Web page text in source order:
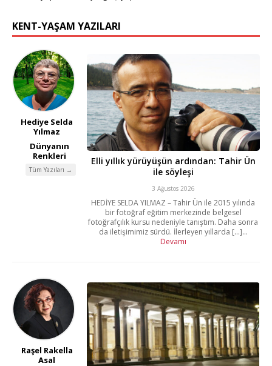
KENT-YAŞAM YAZILARI
Hediye Selda
Yılmaz
Dünyanın
Renkleri
Tüm Yazıları →
Elli yıllık yürüyüşün ardından: Tahir Ün
ile söyleşi
3 Ağustos 2026
HEDİYE SELDA YILMAZ – Tahir Ün ile 2015 yılında
bir fotoğraf eğitim merkezinde belgesel
fotoğrafçılık kursu nedeniyle tanıştım. Daha sonra
da iletişimimiz sürdü. İlerleyen yıllarda [...]...
Devamı
Raşel Rakella
Asal